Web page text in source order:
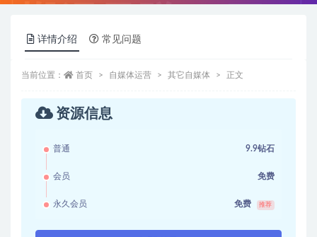
详情介绍 常见问题
当前位置： 首页 自媒体运营 其它自媒体 正文
资源信息
普通 9.9钻石
会员 免费
永久会员 免费 推荐